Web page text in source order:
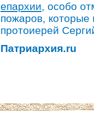
епархии, особо
пожаров, которые
протоиерей
Патриархия.ru